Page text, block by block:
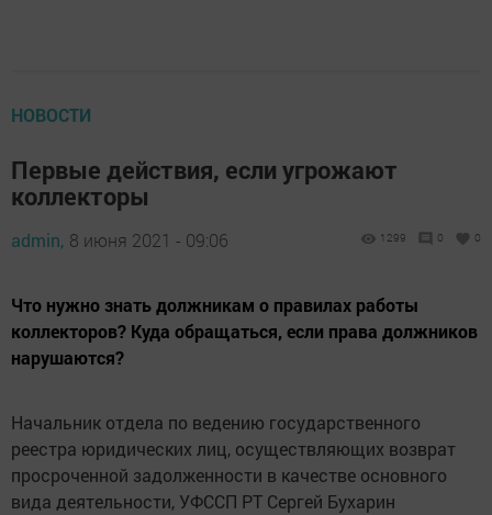
НОВОСТИ
Первые действия, если угрожают
коллекторы
admin, 8 июня 2021 - 09:06 1299 0 0
Что нужно знать должникам о правилах работы
коллекторов? Куда обращаться, если права должников
нарушаются?
Начальник отдела по ведению государственного
реестра юридических лиц, осуществляющих возврат
просроченной задолженности в качестве основного
вида деятельности, УФССП РТ Сергей Бухарин